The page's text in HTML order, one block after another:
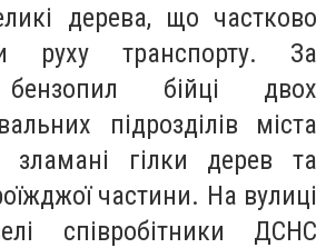
дерева, що частково
руху транспорту. За
бійці двох
підрозділів міста
зламані гілки дерев та
частини. На вулиці
співробітники ДСНС